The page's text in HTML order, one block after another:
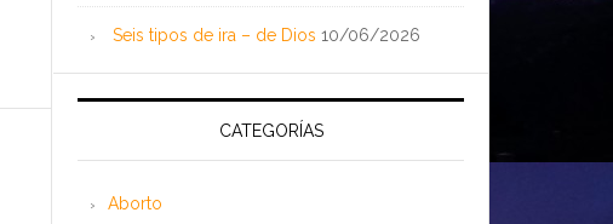
Seis tipos de ira – de Dios 10/06/2026
CATEGORÍAS
Aborto